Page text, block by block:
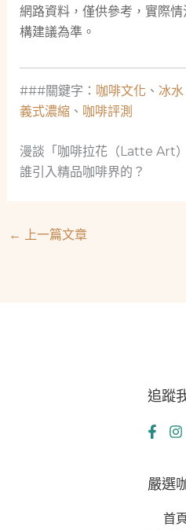
網路資料，僅供參考，實際
構建議為準。
###關鍵字： 咖啡文化 、 冰水
義式濃縮、 咖啡評測
漫談「咖啡拉花（Latte Art
誰引入精品咖啡界的？
← 上一篇文章
追蹤
嚴選
首